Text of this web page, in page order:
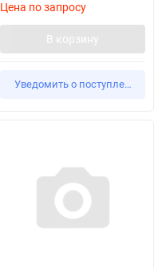
Цена по запросу
В корзину
Уведомить о поступлении